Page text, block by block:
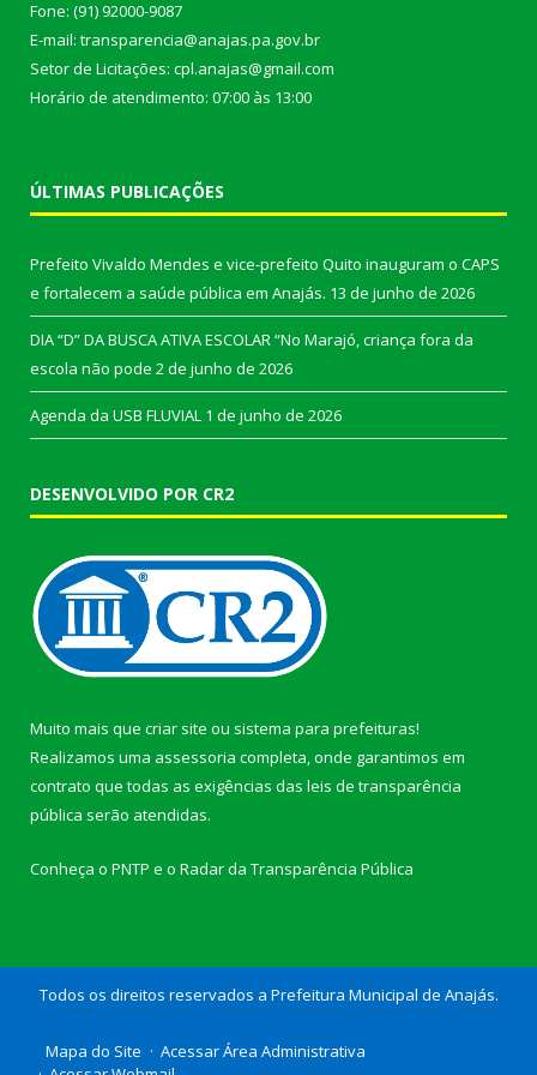
Fone: (91) 92000-9087
E-mail: transparencia@anajas.pa.gov.br
Setor de Licitações: cpl.anajas@gmail.com
Horário de atendimento: 07:00 às 13:00
ÚLTIMAS PUBLICAÇÕES
Prefeito Vivaldo Mendes e vice-prefeito Quito inauguram o CAPS
e fortalecem a saúde pública em Anajás. 13 de junho de 2026
DIA “D” DA BUSCA ATIVA ESCOLAR “No Marajó, criança fora da
escola não pode 2 de junho de 2026
Agenda da USB FLUVIAL 1 de junho de 2026
DESENVOLVIDO POR CR2
Muito mais que criar site ou sistema para prefeituras!
Realizamos uma assessoria completa, onde garantimos em
contrato que todas as exigências das leis de transparência
pública serão atendidas.
Conheça o PNTP e o Radar da Transparência Pública
Todos os direitos reservados a Prefeitura Municipal de Anajás.
Mapa do Site
Acessar Área Administrativa